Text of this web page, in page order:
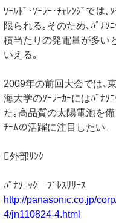
ﾜｰﾙﾄﾞ･ｿｰﾗｰ･ﾁｬﾚﾝｼﾞでは
限られる｡そのため､ﾊﾟﾅ
積当たりの発電量が多い
いえる｡
2009年の前回大会では､
海大学のｿｰﾗｰｶｰにはﾊﾟﾅｿ
た｡高品質の太陽電池を
ﾁｰﾑの活躍に注目したい｡
外部ﾘﾝｸ
ﾊﾟﾅｿﾆｯｸ ﾌﾟﾚｽﾘﾘｰｽ
http://panasonic.co.jp/
4/jn110824-4.html